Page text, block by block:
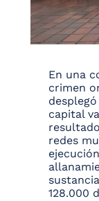
En una
crimen
capital
redes
128.000